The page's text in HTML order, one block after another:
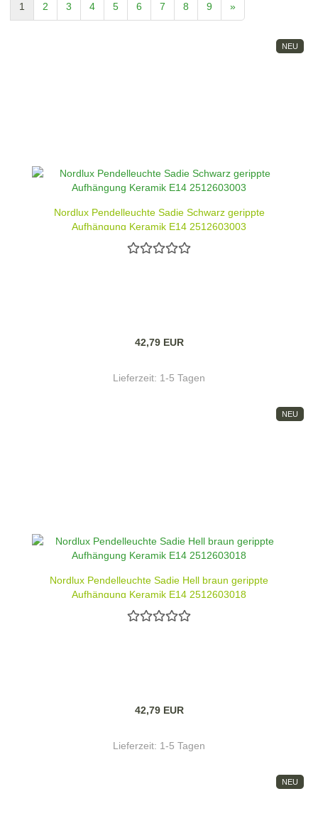
1 2 3 4 5 6 7 8 9 »
NEU
Nordlux Pendelleuchte Sadie Schwarz gerippte
Aufhängung Keramik E14 2512603003
42,79 EUR
Lieferzeit: 1-5 Tagen
NEU
Nordlux Pendelleuchte Sadie Hell braun gerippte
Aufhängung Keramik E14 2512603018
42,79 EUR
Lieferzeit: 1-5 Tagen
NEU